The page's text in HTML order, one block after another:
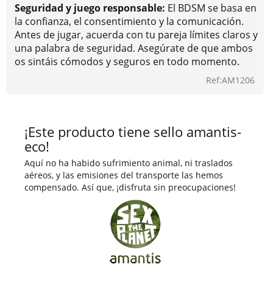
Seguridad y juego responsable: El BDSM se basa en
la confianza, el consentimiento y la comunicación.
Antes de jugar, acuerda con tu pareja límites claros y
una palabra de seguridad. Asegúrate de que ambos
os sintáis cómodos y seguros en todo momento.
Ref:AM1206
¡Este producto tiene sello amantis-
eco!
Aquí no ha habido sufrimiento animal, ni traslados
aéreos, y las emisiones del transporte las hemos
compensado. Así que, ¡disfruta sin preocupaciones!